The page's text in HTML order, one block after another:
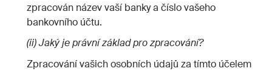
zpracován název vaší banky a číslo vašeho
bankovního účtu.
(ii) Jaký je právní základ pro zpracování?
Zpracování vašich osobních údajů za tímto účelem